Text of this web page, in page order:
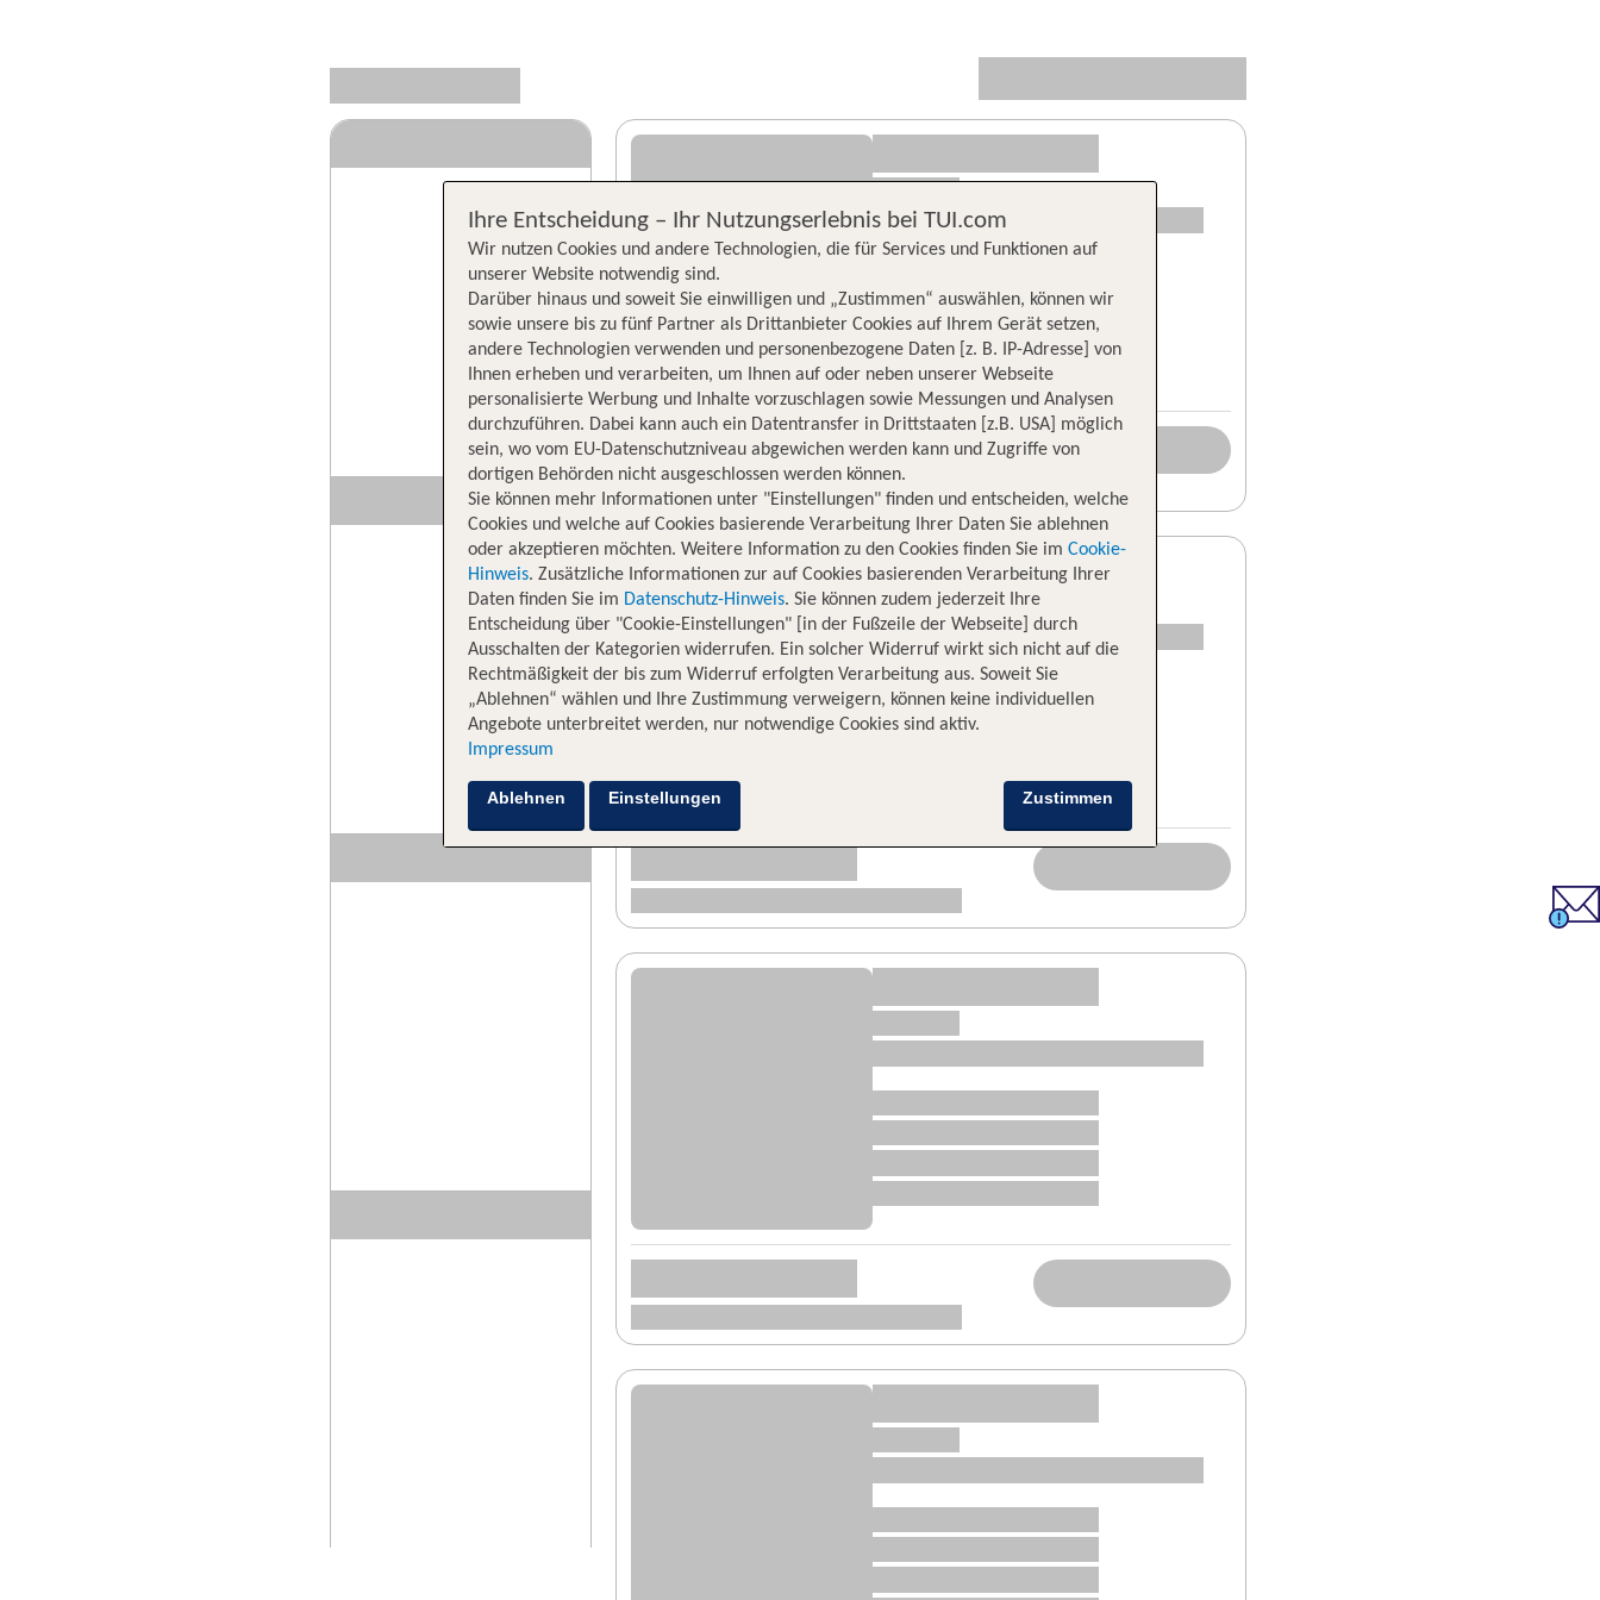
Ihre Entscheidung – Ihr Nutzungserlebnis bei TUI.com
Wir nutzen Cookies und andere Technologien, die für Services und Funktionen auf
unserer Website notwendig sind.
Darüber hinaus und soweit Sie einwilligen und „Zustimmen“ auswählen, können wir
sowie unsere bis zu fünf Partner als Drittanbieter Cookies auf Ihrem Gerät setzen,
andere Technologien verwenden und personenbezogene Daten [z. B. IP-Adresse] von
Ihnen erheben und verarbeiten, um Ihnen auf oder neben unserer Webseite
personalisierte Werbung und Inhalte vorzuschlagen sowie Messungen und Analysen
durchzuführen. Dabei kann auch ein Datentransfer in Drittstaaten [z.B. USA] möglich
sein, wo vom EU-Datenschutzniveau abgewichen werden kann und Zugriffe von
dortigen Behörden nicht ausgeschlossen werden können.
Sie können mehr Informationen unter "Einstellungen" finden und entscheiden, welche
Cookies und welche auf Cookies basierende Verarbeitung Ihrer Daten Sie ablehnen
oder akzeptieren möchten. Weitere Information zu den Cookies finden Sie im Cookie-
Hinweis. Zusätzliche Informationen zur auf Cookies basierenden Verarbeitung Ihrer
Daten finden Sie im Datenschutz-Hinweis. Sie können zudem jederzeit Ihre
Entscheidung über "Cookie-Einstellungen" [in der Fußzeile der Webseite] durch
Ausschalten der Kategorien widerrufen. Ein solcher Widerruf wirkt sich nicht auf die
Rechtmäßigkeit der bis zum Widerruf erfolgten Verarbeitung aus. Soweit Sie
„Ablehnen“ wählen und Ihre Zustimmung verweigern, können keine individuellen
Angebote unterbreitet werden, nur notwendige Cookies sind aktiv.
Impressum
Zustimmen
Ablehnen Einstellungen